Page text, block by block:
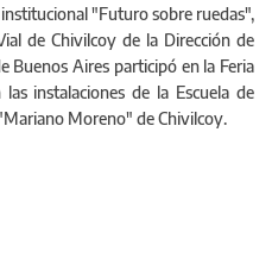
"Futuro sobre ruedas",
de Chivilcoy de la Dirección de
Buenos Aires participó en la Feria
las instalaciones de la Escuela de
Moreno" de Chivilcoy.